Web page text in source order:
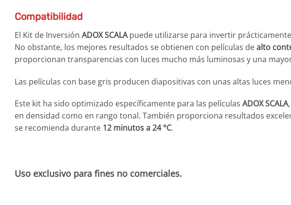
Compatibilidad
El Kit de Inversión ADOX SCALApuede utilizarse para invertir
No obstante, los mejores resultados se obtienen con películas dealto
proporcionan transparencias con luces mucho más luminosas y una
Las películas con base gris producen diapositivas con unas altas luces
Este kit ha sido optimizado específicamente para las películas ADOX SCALA
en densidad como en rango tonal. También proporciona resultados
se recomienda durante 12 minutos a 24 °C.
Uso exclusivo para fines no comerciales.